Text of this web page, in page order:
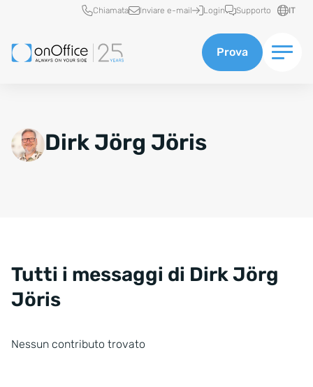
Accesso rapido
Chiamata Inviare e-mail Login Supporto IT
Prova
Dirk Jörg Jöris
Tutti i messaggi di Dirk Jörg
Jöris
Nessun contributo trovato